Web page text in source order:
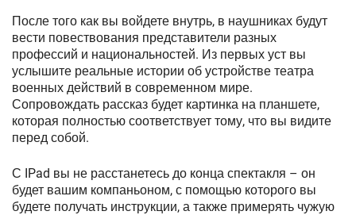
После того как вы войдете внутрь, в наушниках будут
вести повествования представители разных
профессий и национальностей. Из первых уст вы
услышите реальные истории об устройстве театра
военных действий в современном мире.
Сопровождать рассказ будет картинка на планшете,
которая полностью соответствует тому, что вы видите
перед собой.
С IPad вы не расстанетесь до конца спектакля – он
будет вашим компаньоном, с помощью которого вы
будете получать инструкции, а также примерять чужую